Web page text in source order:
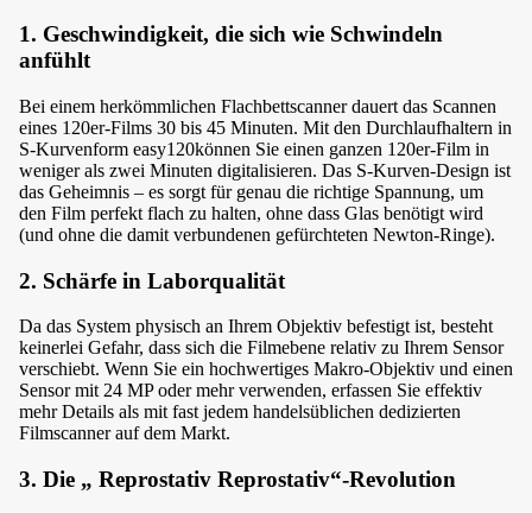
1. Geschwindigkeit, die sich wie Schwindeln
anfühlt
Bei einem herkömmlichen Flachbettscanner dauert das Scannen
eines 120er-Films 30 bis 45 Minuten. Mit den Durchlaufhaltern in
S-Kurvenform easy120können Sie einen ganzen 120er-Film in
weniger als zwei Minuten digitalisieren. Das S-Kurven-Design ist
das Geheimnis – es sorgt für genau die richtige Spannung, um
den Film perfekt flach zu halten, ohne dass Glas benötigt wird
(und ohne die damit verbundenen gefürchteten Newton-Ringe).
2. Schärfe in Laborqualität
Da das System physisch an Ihrem Objektiv befestigt ist, besteht
keinerlei Gefahr, dass sich die Filmebene relativ zu Ihrem Sensor
verschiebt. Wenn Sie ein hochwertiges Makro-Objektiv und einen
Sensor mit 24 MP oder mehr verwenden, erfassen Sie effektiv
mehr Details als mit fast jedem handelsüblichen dedizierten
Filmscanner auf dem Markt.
3. Die „ Reprostativ Reprostativ“-Revolution